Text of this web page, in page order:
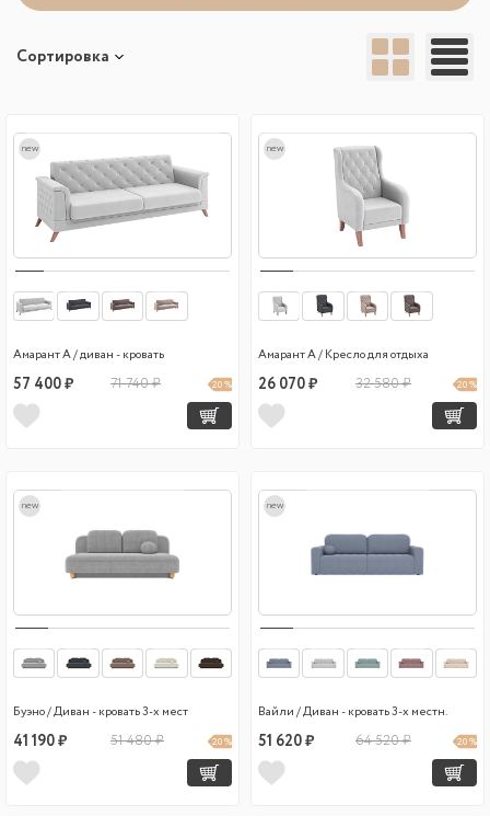
Сортировка
new
Амарант А / диван - кровать
57 400 ₽ 71 740 ₽ 20 %
new
Амарант А / Кресло для отдыха
26 070 ₽ 32 580 ₽ 20 %
new
Буэно / Диван - кровать 3-х мест
41 190 ₽ 51 480 ₽ 20 %
new
Вайли / Диван - кровать 3-х местн.
51 620 ₽ 64 520 ₽ 20 %